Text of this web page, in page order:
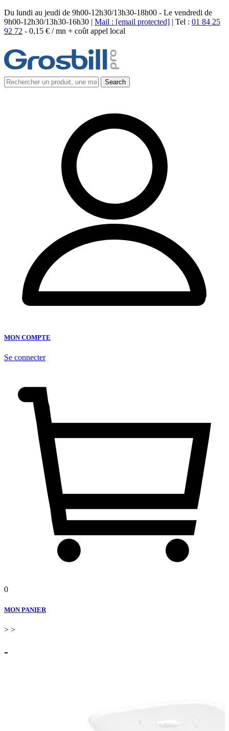
Du lundi au jeudi de 9h00-12h30/13h30-18h00 - Le vendredi de
9h00-12h30/13h30-16h30 | Mail : [email protected] | Tel : 01 84 25
92 72 - 0,15 € / mn + coût appel local
MON COMPTE
Se connecter
0
MON PANIER
> >
-